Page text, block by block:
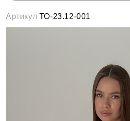
Артикул ТО-23.12-001